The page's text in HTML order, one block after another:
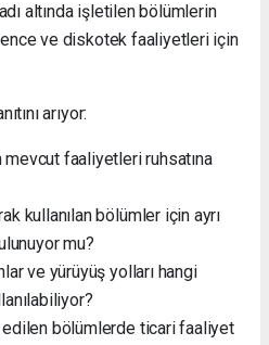
altında işletilen bölümlerin
ve diskotek faaliyetleri için
arıyor:
faaliyetleri ruhsatına
kullanılan bölümler için ayrı
mu?
ve yürüyüş yolları hangi
bölümlerde ticari faaliyet